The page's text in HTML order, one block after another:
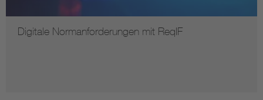
Digitale Normanforderungen mit ReqIF